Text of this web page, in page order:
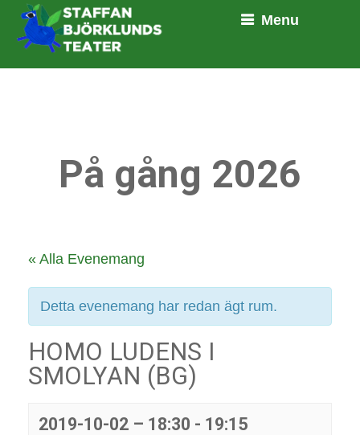
Menu
På gång 2026
« Alla Evenemang
Detta evenemang har redan ägt rum.
HOMO LUDENS I
SMOLYAN (BG)
2019-10-02 – 18:30 - 19:15